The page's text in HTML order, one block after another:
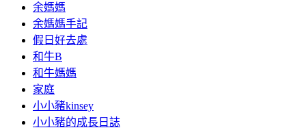
余媽媽
余媽媽手記
假日好去處
和牛B
和牛媽媽
家庭
小小豬kinsey
小小豬的成長日誌